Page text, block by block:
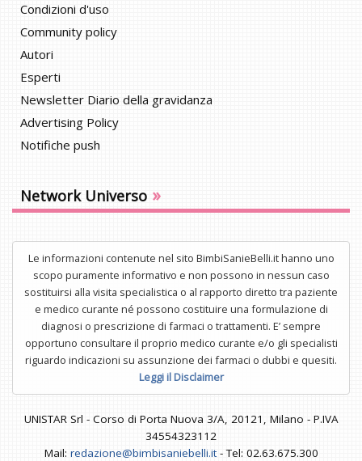
Condizioni d'uso
Community policy
Autori
Esperti
Newsletter Diario della gravidanza
Advertising Policy
Notifiche push
Network Universo »
Le informazioni contenute nel sito BimbiSanieBelli.it hanno uno
scopo puramente informativo e non possono in nessun caso
sostituirsi alla visita specialistica o al rapporto diretto tra paziente
e medico curante né possono costituire una formulazione di
diagnosi o prescrizione di farmaci o trattamenti. E’ sempre
opportuno consultare il proprio medico curante e/o gli specialisti
riguardo indicazioni su assunzione dei farmaci o dubbi e quesiti.
Leggi il Disclaimer
UNISTAR Srl - Corso di Porta Nuova 3/A, 20121, Milano - P.IVA
34554323112
Mail: redazione@bimbisaniebelli.it- Tel: 02.63.675.300